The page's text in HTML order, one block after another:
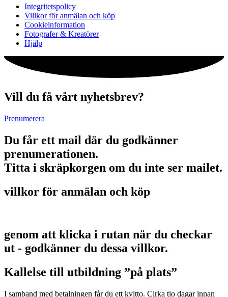
Integritetspolicy
Villkor för anmälan och köp
Cookieinformation
Fotografer & Kreatörer
Hjälp
Vill du få vårt nyhetsbrev?
Prenumerera
Du får ett mail där du godkänner
prenumerationen.
Titta i skräpkorgen om du inte ser mailet.
villkor för anmälan och köp
genom att klicka i rutan när du checkar
ut - godkänner du dessa villkor.
Kallelse till utbildning ”på plats”
I samband med betalningen får du ett kvitto. Cirka tio dagar innan